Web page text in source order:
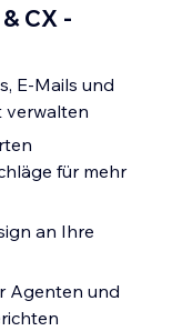
CX -
E-Mails und
verwalten
für mehr
an Ihre
Agenten und